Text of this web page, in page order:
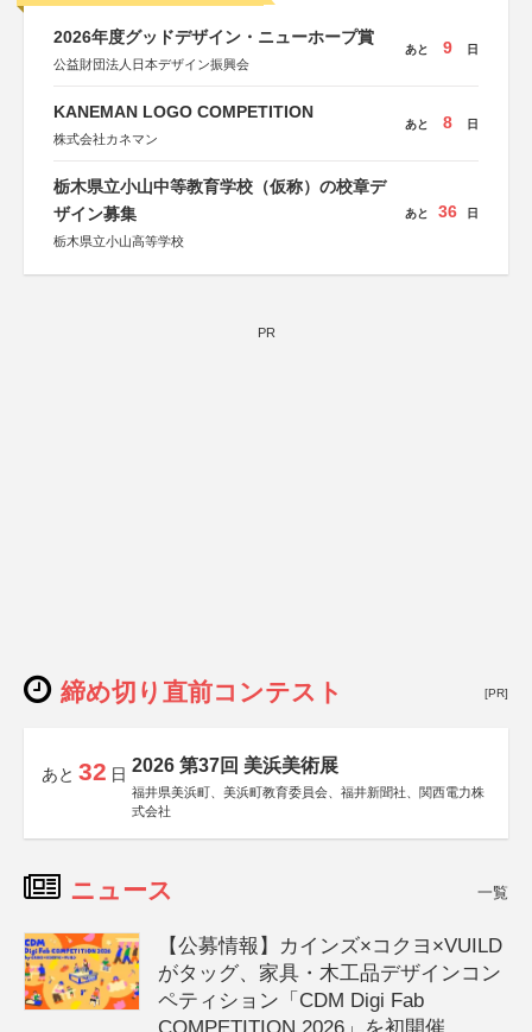
2026年度グッドデザイン・ニューホープ賞
公益財団法人日本デザイン振興会
あと 9 日
KANEMAN LOGO COMPETITION
株式会社カネマン
あと 8 日
栃木県立小山中等教育学校（仮称）の校章デ
ザイン募集
栃木県立小山高等学校
あと 36 日
PR
締め切り直前コンテスト [PR]
あと 32 日 2026 第37回 美浜美術展
福井県美浜町、美浜町教育委員会、福井新聞社、関西電力株
式会社
ニュース 一覧
【公募情報】カインズ×コクヨ×VUILD
がタッグ、家具・木工品デザインコン
ペティション「CDM Digi Fab